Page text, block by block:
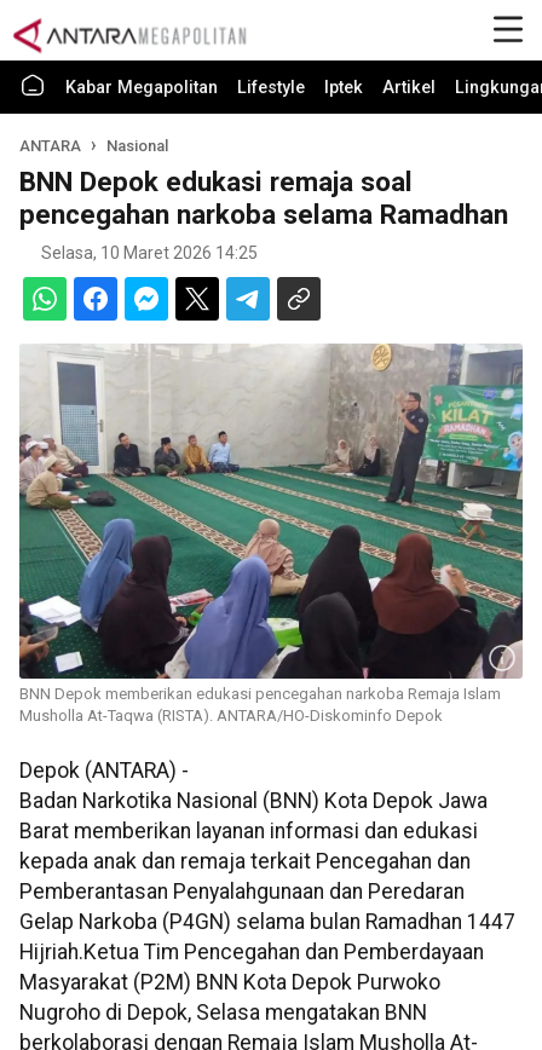
Kabar Megapolitan Lifestyle Iptek Artikel
ANTARA Nasional
BNN Depok edukasi remaja soal
pencegahan narkoba selama Ramadhan
Selasa, 10 Maret 2026 14:25
BNN Depok memberikan edukasi pencegahan narkoba Remaja Islam
Musholla At-Taqwa (RISTA). ANTARA/HO-Diskominfo Depok
Depok (ANTARA) -
Badan Narkotika Nasional (BNN) Kota Depok Jawa
Barat memberikan layanan informasi dan edukasi
kepada anak dan remaja terkait Pencegahan dan
Pemberantasan Penyalahgunaan dan Peredaran
Gelap Narkoba (P4GN) selama bulan Ramadhan 1447
Hijriah.Ketua Tim Pencegahan dan Pemberdayaan
Masyarakat (P2M) BNN Kota Depok Purwoko
Nugroho di Depok, Selasa mengatakan BNN
berkolaborasi dengan Remaja Islam Musholla At-